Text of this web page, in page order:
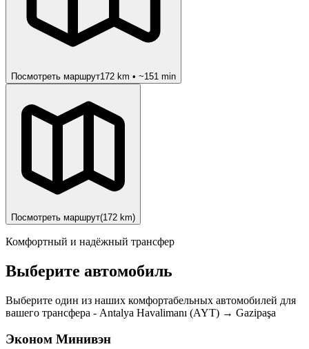
Посмотреть маршрут172 km • ~151 min
Посмотреть маршрут(172 km)
Комфортный и надёжный трансфер
Выберите автомобиль
Выберите один из наших комфортабельных автомобилей для
вашего трансфера - Antalya Havalimanı (AYT) → Gazipaşa
Эконом Минивэн